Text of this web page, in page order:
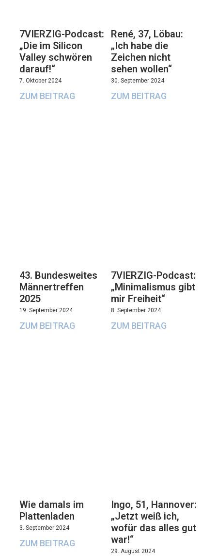
7VIERZIG-Podcast:
„Die im Silicon
Valley schwören
darauf!“
7. Oktober 2024
ZUM BEITRAG
René, 37, Löbau:
„Ich habe die
Zeichen nicht
sehen wollen“
30. September 2024
ZUM BEITRAG
43. Bundesweites
Männertreffen
2025
19. September 2024
ZUM BEITRAG
7VIERZIG-Podcast:
„Minimalismus gibt
mir Freiheit“
8. September 2024
ZUM BEITRAG
Wie damals im
Plattenladen
3. September 2024
ZUM BEITRAG
Ingo, 51, Hannover:
„Jetzt weiß ich,
wofür das alles gut
war!“
29. August 2024